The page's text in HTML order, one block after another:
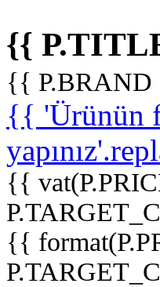
{{
{{
{{ 'Ürünün
{{
{{